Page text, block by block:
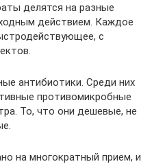
делятся на разные
действием. Каждое
с
антибиотики. Среди них
противомикробные
То, что они дешевые, не
на многократный прием, и